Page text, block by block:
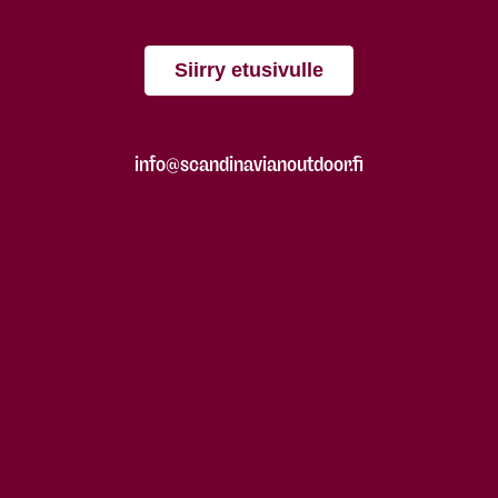
Siirry etusivulle
info@scandinavianoutdoor.fi